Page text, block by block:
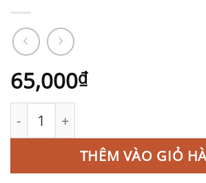
65,000₫
Da Fullup Wax Màu Đỏ số lượng
THÊM VÀO GIỎ